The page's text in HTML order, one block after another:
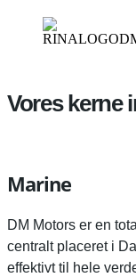
Vores kerne
Marine
DM Motors er en
centralt placeret i
effektivt til hele